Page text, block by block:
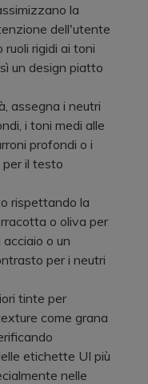
la
dell'utente
rigidi ai toni
un design piatto
assegna i neutri
i toni medi alle
profondi o i
il testo
rispettando la
o oliva per
o un
per i neutri
tinte per
come grana
etichette UI più
nelle